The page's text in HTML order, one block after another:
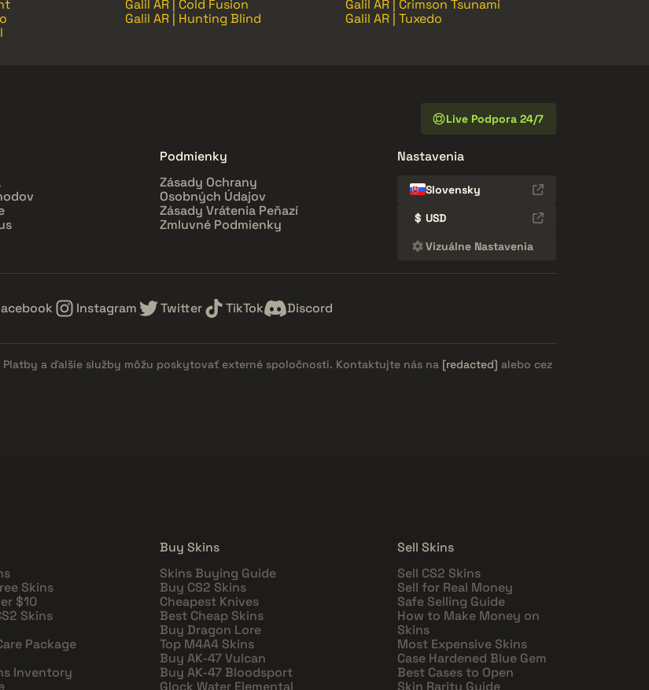
Galil AR | Cold Fusion
Galil AR | Crimson Tsunami
Galil AR | Hunting Blind
Galil AR | Tuxedo
Live Podpora 24/7
Podmienky
Zásady Ochrany
Osobných Údajov
Zásady Vrátenia Peňazí
Zmluvné Podmienky
Nastavenia
Slovensky
$ USD
Vizuálne Nastavenia
Instagram Twitter TikTok Discord
Platby a ďalšie služby môžu poskytovať externé spoločnosti. Kontaktujte nás na [redacted] alebo cez
Skins
$10
Skins
Package
Inventory
Buy Skins
Skins Buying Guide
Buy CS2 Skins
Cheapest Knives
Best Cheap Skins
Buy Dragon Lore
Top M4A4 Skins
Buy AK-47 Vulcan
Buy AK-47 Bloodsport
Glock Water Elemental
Sell Skins
Sell CS2 Skins
Sell for Real Money
Safe Selling Guide
How to Make Money on
Skins
Most Expensive Skins
Case Hardened Blue Gem
Best Cases to Open
Skin Rarity Guide